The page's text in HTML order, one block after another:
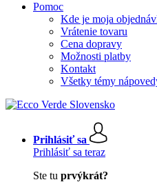
Pomoc
Kde je moja
Vrátenie tovaru
Cena dopravy
Možnosti platby
Kontakt
Všetky témy
Prihlásiť sa
Prihlásiť sa teraz
Ste tu prvýkrát?